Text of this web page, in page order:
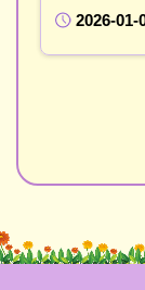
2026-01-